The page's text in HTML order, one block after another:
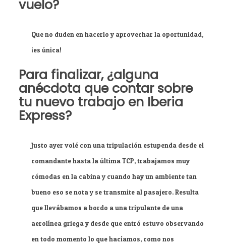
vuelo?
Que no duden en hacerlo y aprovechar la oportunidad,
¡es única!
Para finalizar, ¿alguna
anécdota que contar sobre
tu nuevo trabajo en Iberia
Express?
Justo ayer volé con una tripulación estupenda desde el
comandante hasta la última TCP, trabajamos muy
cómodas en la cabina y cuando hay un ambiente tan
bueno eso se nota y se transmite al pasajero. Resulta
que llevábamos a bordo a una tripulante de una
aerolínea griega y desde que entró estuvo observando
en todo momento lo que hacíamos, como nos